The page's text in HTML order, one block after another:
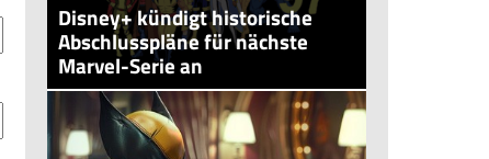
Disney+ kündigt historische
Abschlusspläne für nächste
Marvel-Serie an